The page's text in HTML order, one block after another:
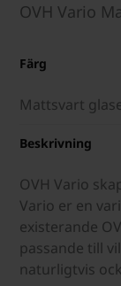
OVH Vario
Färg
Mattsvart
Beskrivning
OVH Vario
Vario er en
existerande
passande till
naturligtvis